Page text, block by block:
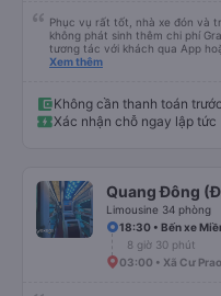
Phục vụ rất tốt, nhà xe đón và
không phát sinh thêm chi phí
tương tác với khách qua App
nữa để hành khách yên tâm
Xem thêm
Không cần thanh toán trước
Xác nhận chỗ ngay lập tức
Quang Đông
Limousine 34 phòng
18:30 • Bến xe
8 giờ 30 phút
03:00 • Xã Cư Prao